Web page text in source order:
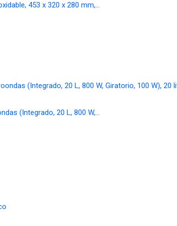
453 x 320 x 280 mm,…
(Integrado, 20 L, 800 W,…